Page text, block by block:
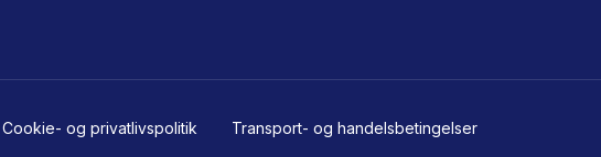
Cookie- og privatlivspolitik Transport- og handelsbetingelser